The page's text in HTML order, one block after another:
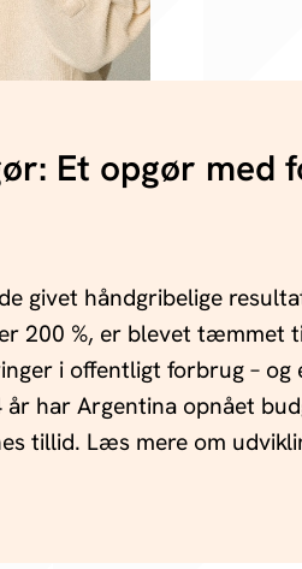
Et opgør med
givet håndgribelige
200 %, er blevet tæmmet
i offentligt forbrug –
år har Argentina opnået
tillid. Læs mere om